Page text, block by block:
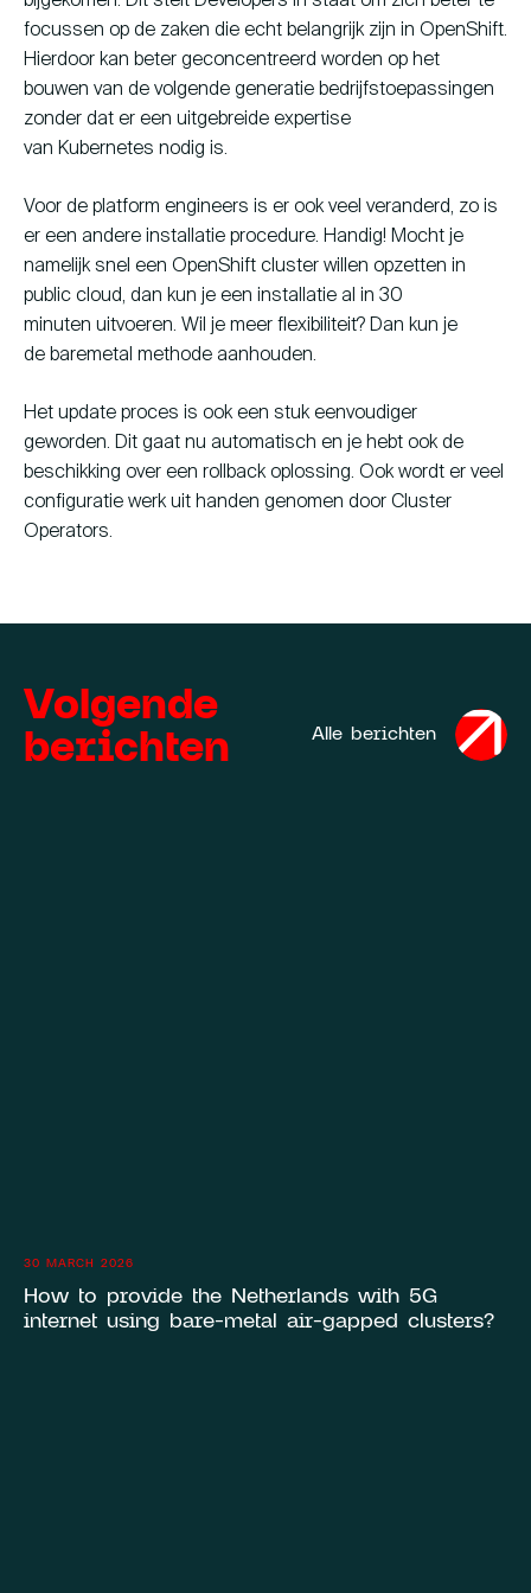
focussen op de zaken die echt belangrijk zijn in OpenShift.
Hierdoor kan beter geconcentreerd worden op het
bouwen van de volgende generatie bedrijfstoepassingen
zonder dat er een uitgebreide expertise
van Kubernetes nodig is.
Voor de platform engineers is er ook veel veranderd, zo is
er een andere installatie procedure. Handig! Mocht je
namelijk snel een OpenShift cluster willen opzetten in
public cloud, dan kun je een installatie al in 30
minuten uitvoeren. Wil je meer flexibiliteit? Dan kun je
de baremetal methode aanhouden.
Het update proces is ook een stuk eenvoudiger
geworden. Dit gaat nu automatisch en je hebt ook de
beschikking over een rollback oplossing. Ook wordt er veel
configuratie werk uit handen genomen door Cluster
Operators.
Volgende
berichten
Alle berichten
30 MARCH 2026
How to provide the Netherlands with 5G
internet using bare-metal air-gapped clusters?